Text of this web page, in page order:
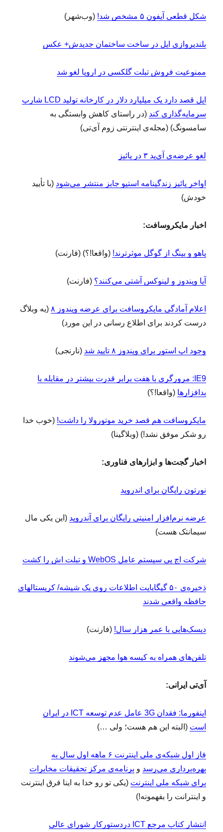
شکل قطعی آیفون ۵ مشخص شد! (وب‌شهر)
بلندپروازی اپل در ساخت ساختمان جدیدش+ عکس
ممنوعیت فروش تبلت گلکسی در اروپا لغو شد
اپل قصد دارد یک میلیارد دلار در کارخانه تولید LCD شارپ
سرمایه‌گذاری کند (در راستای کاهش وابستگی به
سامسونگ) (مجله‌ی اینترنتی زوم‌ آی‌تی)
لغو عرضه‌ی آی‌پد ۳ در پائیز
اواخر پائیز زندگینامه استیو جابز منتشر می‌شود (با تأیید
خودش)
اخبار مایکروسافت:
یاهو و بینگ از گوگل موثرترند! (واقعا!؟) (فارنت)
آیا ویندوز و لینوکس آشتی می‌کنند؟ (فارنت)
اعلام آمادگی مایکروسافت برای عرضه ویندوز ۸
(یه وبلاگ
درست کردند برای اطلاع‌ رسانی در این مورد)
وجود اپ استور برای ویندوز ۸ تایید شد (نارنجی)
IE9: مرورگری با هفت برابر قدرت بیشتر در مقابله با
بدافزارها (واقعا!؟)
مایکروسافت هم قصد خرید موتورولا را داشت! (خوب خدا
رو شکر موفق نشد!) (وبلاگینا)
اخبار گجت‌ها و ابزارهای فناوری:
نورتون رایگان برای اندروید
عرضه نرم‌افزار امنیتی رایگان برای آندروید (این یکی مال
سیمانتک هست)
شرکت اچ پی سیستم عامل WebOS و تبلت اش را کشت
ذخیره‌ی ۵۰ گیگابایت اطلاعات روی یک شیشه/ کریستالهای
حافظه واقعی شدند
دیسک‌هایی با عمر هزار سال! (فارنت)
تلفن‌های همراه به کیسه هوا مجهز می‌شوند
آی‌تی ایرانی:
اینفورما: فقدان 3G عامل عدم توسعه ICT در ایران
است (البته این هم هست؛ ولی …)
فاز اول شبکه‌‌ی ملی اینترنت ۶ ماهه اول سال به
بهره‌برداری می‌رسد و برنامه‌ی مرکز تحقیقات مخابرات
برای شبکه ملی اینترنت (یکی تو رو خدا به اینا فرق اینترنت
و اینترانت را بفهمونه!)
انتشار کتاب مرجع ICT دردستورکار شورای عالی